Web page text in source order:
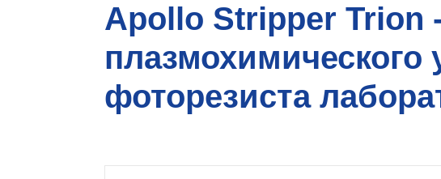
Apollo Stripper Trion
плазмохимического
фоторезиста